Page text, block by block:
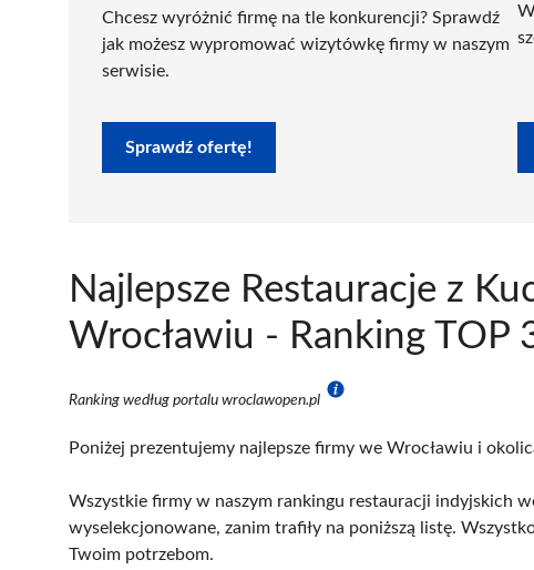
Chcesz wyróżnić firmę na tle konkurencji? Sprawdź
jak możesz wypromować wizytówkę firmy w naszym
serwisie.
Sprawdź ofertę!
Najlepsze Restauracje z
Wrocławiu - Ranking TOP
Ranking według portalu wroclawopen.pl
Poniżej prezentujemy najlepsze firmy we Wrocławiu i
Wszystkie firmy w naszym rankingu restauracji indyjskich
wyselekcjonowane, zanim trafiły na poniższą listę.
Twoim potrzebom.